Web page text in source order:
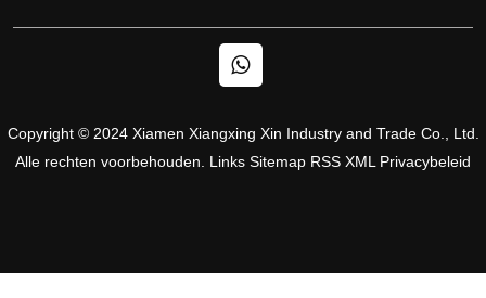
Copyright © 2024 Xiamen Xiangxing Xin Industry and Trade Co., Ltd.
Alle rechten voorbehouden. Links Sitemap RSS XML Privacybeleid